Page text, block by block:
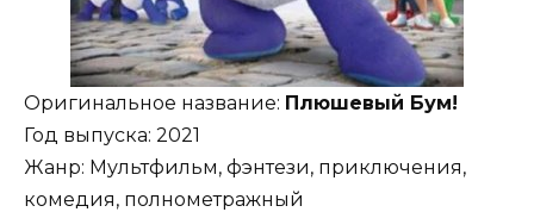
Оригинальное название: Плюшевый Бум!
Год выпуска: 2021
Жанр: Мультфильм, фэнтези, приключения,
комедия, полнометражный